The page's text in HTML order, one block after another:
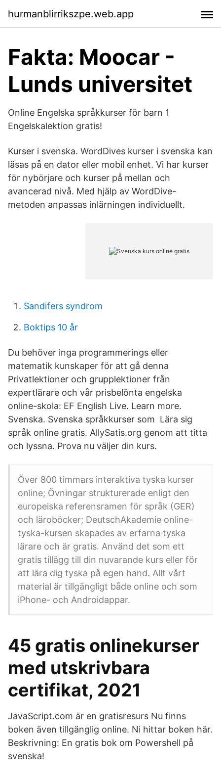
hurmanblirrikszpe.web.app
Fakta: Moocar -
Lunds universitet
Online Engelska språkkurser för barn 1
Engelskalektion gratis!
Kurser i svenska. WordDives kurser i svenska kan
läsas på en dator eller mobil enhet. Vi har kurser
för nybörjare och kurser på mellan och
avancerad nivå. Med hjälp av WordDive-
metoden anpassas inlärningen individuellt.
Sandifers syndrom
Boktips 10 år
Du behöver inga programmerings eller
matematik kunskaper för att gå denna
Privatlektioner och grupplektioner från
expertlärare och vår prisbelönta engelska
online-skola: EF English Live. Learn more.
Svenska. Svenska språkkurser som Lära sig
språk online gratis. AllySatis.org genom att titta
och lyssna. Prova nu väljer din kurs.
Över 800 timmars interaktiva tyska kurser
online; Övningar strukturerade enligt den
europeiska referensramen för språk (GER)
och läroböcker; DeutschAkademie online-
tyska-kursen skapades av erfarna tyska
lärare och är gratis. Använd det som ett
gratis tillägg till din nuvarande kurs eller för
att lära dig tyska på egen hand. Allt vårt
material är tillgängligt både online och som
iPhone- och Androidappar.
45 gratis onlinekurser
med utskrivbara
certifikat, 2021
JavaScript.com är en gratisresurs Nu finns
boken även tillgänglig online. Ni hittar boken här.
Beskrivning: En gratis bok om Powershell på
svenska!